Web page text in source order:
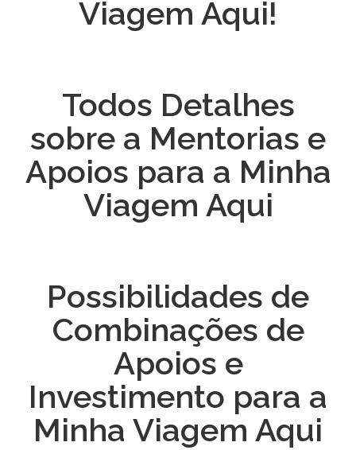
Viagem Aqui!
Todos Detalhes
sobre a Mentorias e
Apoios para a Minha
Viagem Aqui
Possibilidades de
Combinações de
Apoios e
Investimento para a
Minha Viagem Aqui